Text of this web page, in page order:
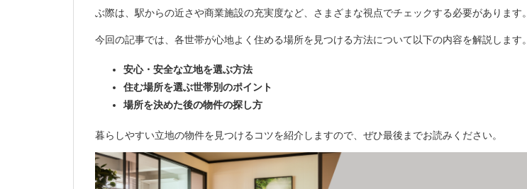
ぶ際は、駅からの近さや商業施設の充実度など、さまざまな視点でチェックする必要があります。
今回の記事では、各世帯が心地よく住める場所を見つける方法について以下の内容を解説します。
安心・安全な立地を選ぶ方法
住む場所を選ぶ世帯別のポイント
場所を決めた後の物件の探し方
暮らしやすい立地の物件を見つけるコツを紹介しますので、ぜひ最後までお読みください。